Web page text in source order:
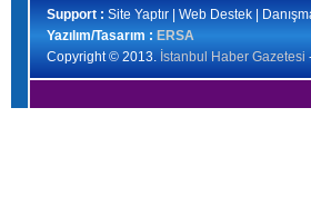
Support : Site Yaptır | Web Destek |
Yazılım/Tasarım : ERSA
Copyright © 2013. İstanbul Haber Gazetesi